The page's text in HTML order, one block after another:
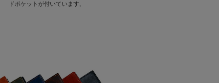
ドポケットが付いています。